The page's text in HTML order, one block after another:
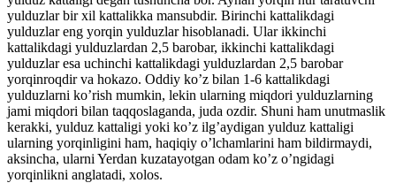
yulduzlar bir xil kattalikka mansubdir. Birinchi kattalikdagi
yulduzlar eng yorqin yulduzlar hisoblanadi. Ular ikkinchi
kattalikdagi yulduzlardan 2,5 barobar, ikkinchi kattalikdagi
yulduzlar esa uchinchi kattalikdagi yulduzlardan 2,5 barobar
yorqinroqdir va hokazo. Oddiy ko’z bilan 1-6 kattalikdagi
yulduzlarni ko’rish mumkin, lekin ularning miqdori yulduzlarning
jami miqdori bilan taqqoslaganda, juda ozdir. Shuni ham unutmaslik
kerakki, yulduz kattaligi yoki ko’z ilg’aydigan yulduz kattaligi
ularning yorqinligini ham, haqiqiy o’lchamlarini ham bildirmaydi,
aksincha, ularni Yerdan kuzatayotgan odam ko’z o’ngidagi
yorqinlikni anglatadi, xolos.